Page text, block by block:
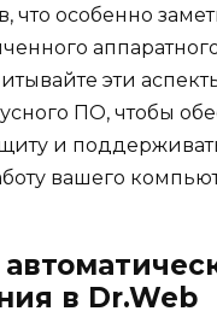
что особенно
эти
ПО, чтобы
и
вашего
в Dr.Web